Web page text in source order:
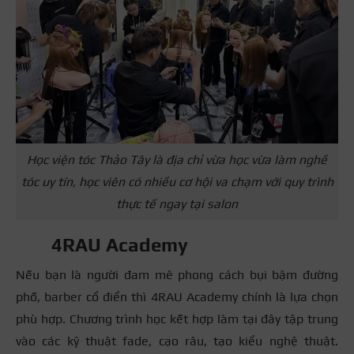
Học viện tóc Thảo Tây là địa chỉ vừa học vừa làm nghề
tóc uy tín, học viên có nhiều cơ hội va chạm với quy trình
thực tế ngay tại salon
4RAU Academy
Nếu bạn là người đam mê phong cách bụi bặm đường
phố, barber cổ điển thì 4RAU Academy chính là lựa chọn
phù hợp. Chương trình học kết hợp làm tại đây tập trung
vào các kỹ thuật fade, cạo râu, tạo kiểu nghệ thuật.